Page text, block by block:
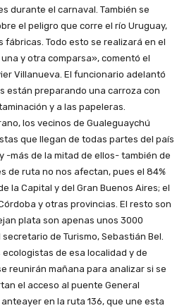
durante el carnaval. También se
el peligro que corre el río Uruguay,
fábricas. Todo esto se realizará en el
y otra comparsa», comentó el
Villanueva. El funcionario adelantó
están preparando una carroza con
y a las papeleras.
los vecinos de Gualeguaychú
que llegan de todas partes del país
-más de la mitad de ellos- también de
de ruta no nos afectan, pues el 84%
la Capital y del Gran Buenos Aires; el
y otras provincias. El resto son
plata son apenas unos 3000
de Turismo, Sebastián Bel.
ecologistas de esa localidad y de
reunirán mañana para analizar si se
el acceso al puente General
en la ruta 136, que une esta